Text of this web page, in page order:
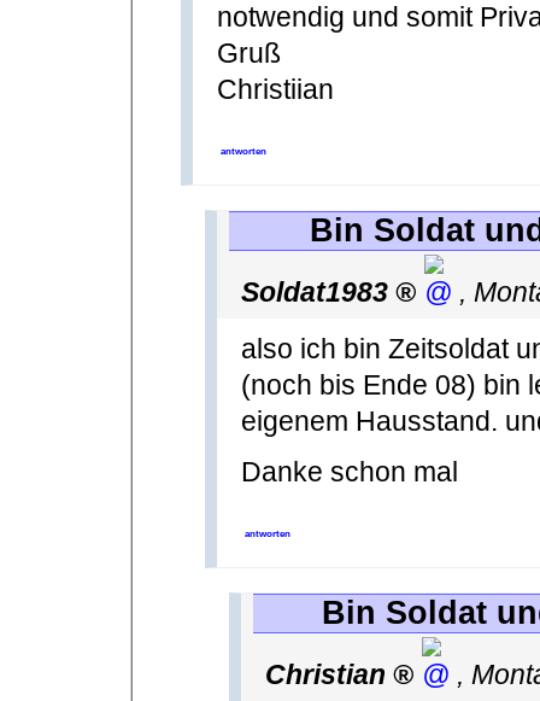
notwendig und somit
Gruß
Christiian
antworten
Bin Soldat
Soldat1983 ,
also ich bin Zeitsoldat
(noch bis Ende 08) bin
eigenem Hausstand.
Danke schon mal
antworten
Bin Soldat
Christian ,